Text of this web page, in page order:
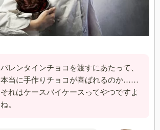
バレンタインチョコを渡すにあたって、
本当に手作りチョコが喜ばれるのか……
それはケースバイケースってやつですよ
ね。